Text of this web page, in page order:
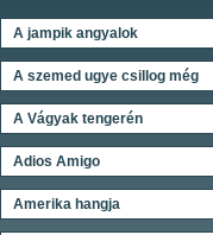
A jampik angyalok
A szemed ugye csillog még
A Vágyak tengerén
Adios Amigo
Amerika hangja